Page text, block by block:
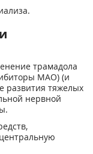
трамадола
МАО) (и
развития тяжелых
нервной